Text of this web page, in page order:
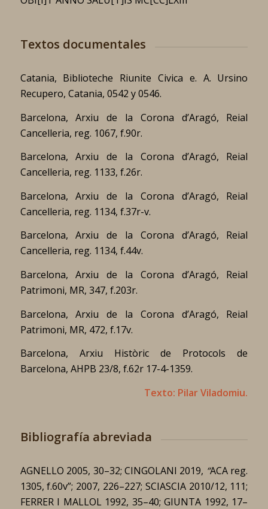
Textos documentales
Catania, Biblioteche Riunite Civica e. A. Ursino
Recupero, Catania, 0542 y 0546.
Barcelona, Arxiu de la Corona d’Aragó, Reial
Cancelleria, reg. 1067, f.90r.
Barcelona, Arxiu de la Corona d’Aragó, Reial
Cancelleria, reg. 1133, f.26r.
Barcelona, Arxiu de la Corona d’Aragó, Reial
Cancelleria, reg. 1134, f.37r-v.
Barcelona, Arxiu de la Corona d’Aragó, Reial
Cancelleria, reg. 1134, f.44v.
Barcelona, Arxiu de la Corona d’Aragó, Reial
Patrimoni, MR, 347, f.203r.
Barcelona, Arxiu de la Corona d’Aragó, Reial
Patrimoni, MR, 472, f.17v.
Barcelona, Arxiu Històric de Protocols de
Barcelona, AHPB 23/8, f.62r 17-4-1359.
Texto: Pilar Viladomiu.
Bibliografía abreviada
AGNELLO 2005, 30–32; CINGOLANI 2019, “ACA reg.
1305, f.60v”; 2007, 226–227; SCIASCIA 2010/12, 111;
FERRER I MALLOL 1992, 35–40; GIUNTA 1992, 17–